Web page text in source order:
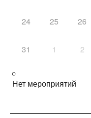
24 25 26
31 1 2
Нет мероприятий